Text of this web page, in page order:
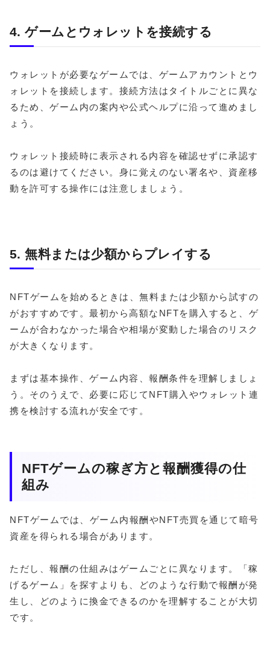
4. ゲームとウォレットを接続する
ウォレットが必要なゲームでは、ゲームアカウントとウ
ォレットを接続します。接続方法はタイトルごとに異な
るため、ゲーム内の案内や公式ヘルプに沿って進めまし
ょう。
ウォレット接続時に表示される内容を確認せずに承認す
るのは避けてください。身に覚えのない署名や、資産移
動を許可する操作には注意しましょう。
5. 無料または少額からプレイする
NFTゲームを始めるときは、無料または少額から試すの
がおすすめです。最初から高額なNFTを購入すると、ゲ
ームが合わなかった場合や相場が変動した場合のリスク
が大きくなります。
まずは基本操作、ゲーム内容、報酬条件を理解しましょ
う。そのうえで、必要に応じてNFT購入やウォレット連
携を検討する流れが安全です。
NFTゲームの稼ぎ方と報酬獲得の仕
組み
NFTゲームでは、ゲーム内報酬やNFT売買を通じて暗号
資産を得られる場合があります。
ただし、報酬の仕組みはゲームごとに異なります。「稼
げるゲーム」を探すよりも、どのような行動で報酬が発
生し、どのように換金できるのかを理解することが大切
です。